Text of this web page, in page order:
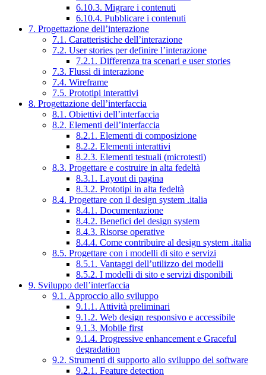
6.10.3. Migrare i contenuti
6.10.4. Pubblicare i contenuti
7. Progettazione dell’interazione
7.1. Caratteristiche dell’interazione
7.2. User stories per definire l’interazione
7.2.1. Differenza tra scenari e user stories
7.3. Flussi di interazione
7.4. Wireframe
7.5. Prototipi interattivi
8. Progettazione dell’interfaccia
8.1. Obiettivi dell’interfaccia
8.2. Elementi dell’interfaccia
8.2.1. Elementi di composizione
8.2.2. Elementi interattivi
8.2.3. Elementi testuali (microtesti)
8.3. Progettare e costruire in alta fedeltà
8.3.1. Layout di pagina
8.3.2. Prototipi in alta fedeltà
8.4. Progettare con il design system .italia
8.4.1. Documentazione
8.4.2. Benefici del design system
8.4.3. Risorse operative
8.4.4. Come contribuire al design system .italia
8.5. Progettare con i modelli di sito e servizi
8.5.1. Vantaggi dell’utilizzo dei modelli
8.5.2. I modelli di sito e servizi disponibili
9. Sviluppo dell’interfaccia
9.1. Approccio allo sviluppo
9.1.1. Attività preliminari
9.1.2. Web design responsivo e accessibile
9.1.3. Mobile first
9.1.4. Progressive enhancement e Graceful
degradation
9.2. Strumenti di supporto allo sviluppo del software
9.2.1. Feature detection